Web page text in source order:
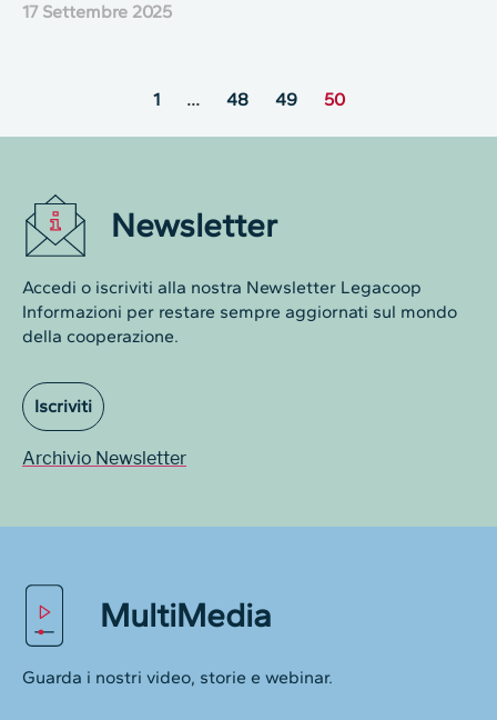
17 Settembre 2025
1 … 48 49 50
Newsletter
Accedi o iscriviti alla nostra Newsletter Legacoop
Informazioni per restare sempre aggiornati sul mondo
della cooperazione.
Iscriviti
Archivio Newsletter
MultiMedia
Guarda i nostri video, storie e webinar.